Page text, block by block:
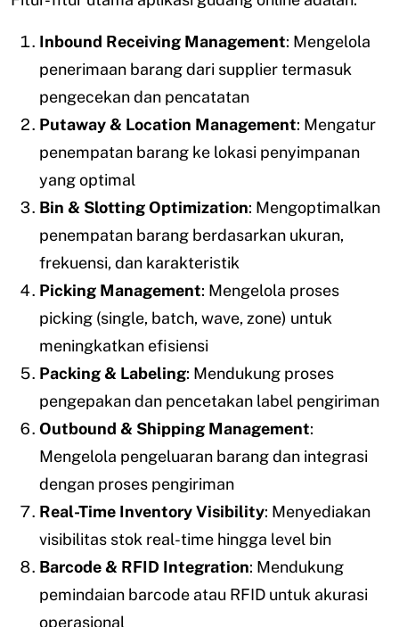
Inbound Receiving Management: Mengelola
penerimaan barang dari supplier termasuk
pengecekan dan pencatatan
Putaway & Location Management: Mengatur
penempatan barang ke lokasi penyimpanan
yang optimal
Bin & Slotting Optimization: Mengoptimalkan
penempatan barang berdasarkan ukuran,
frekuensi, dan karakteristik
Picking Management: Mengelola proses
picking (single, batch, wave, zone) untuk
meningkatkan efisiensi
Packing & Labeling: Mendukung proses
pengepakan dan pencetakan label pengiriman
Outbound & Shipping Management:
Mengelola pengeluaran barang dan integrasi
dengan proses pengiriman
Real-Time Inventory Visibility: Menyediakan
visibilitas stok real-time hingga level bin
Barcode & RFID Integration: Mendukung
pemindaian barcode atau RFID untuk akurasi
operasional